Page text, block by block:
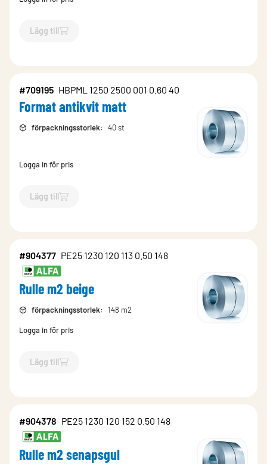
Lägg till
`$Lägg till
#709195 HBPML 1250 2500 001 0.60 40
Format antikvit matt
förpackningsstorlek: 40 st
Logga in för pris
Lägg till
`$Lägg till
#904377 PE25 1230 120 113 0.50 148
Rulle m2 beige
förpackningsstorlek: 148 m2
Logga in för pris
Lägg till
`$Lägg till
#904378 PE25 1230 120 152 0.50 148
Rulle m2 senapsgul